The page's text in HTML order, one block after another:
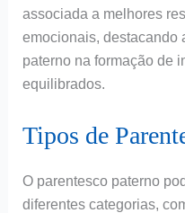
associada a melhores
emocionais, destacando
paterno na formação de
equilibrados.
Tipos de
O parentesco paterno
diferentes categorias,